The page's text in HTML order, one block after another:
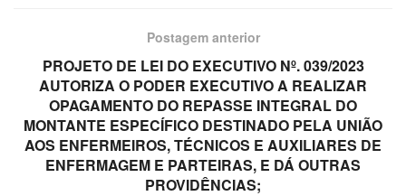
Postagem anterior
PROJETO DE LEI DO EXECUTIVO Nº. 039/2023
AUTORIZA O PODER EXECUTIVO A REALIZAR
OPAGAMENTO DO REPASSE INTEGRAL DO
MONTANTE ESPECÍFICO DESTINADO PELA UNIÃO
AOS ENFERMEIROS, TÉCNICOS E AUXILIARES DE
ENFERMAGEM E PARTEIRAS, E DÁ OUTRAS
PROVIDÊNCIAS;